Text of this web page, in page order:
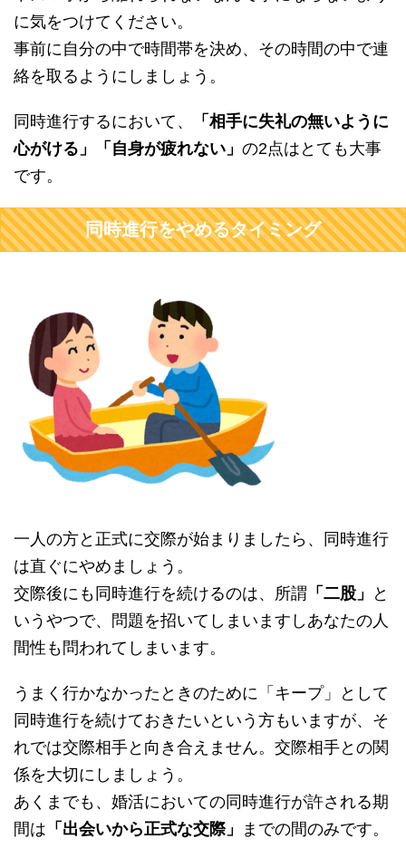
に気をつけてください。
事前に自分の中で時間帯を決め、その時間の中で連
絡を取るようにしましょう。
同時進行するにおいて、
「相手に失礼の無いように
心がける」「自身が疲れない」 の2点はとても大事
です。
同時進行をやめるタイミング
一人の方と正式に交際が始まりましたら、同時進行
は直ぐにやめましょう。
交際後にも同時進行を続けるのは、所謂 「二股」
と
いうやつで、問題を招いてしまいますしあなたの人
間性も問われてしまいます。
うまく行かなかったときのために「キープ」として
同時進行を続けておきたいという方もいますが、そ
れでは交際相手と向き合えません。交際相手との関
係を大切にしましょう。
あくまでも、婚活においての同時進行が許される期
間は 「出会いから正式な交際」 までの間のみです。